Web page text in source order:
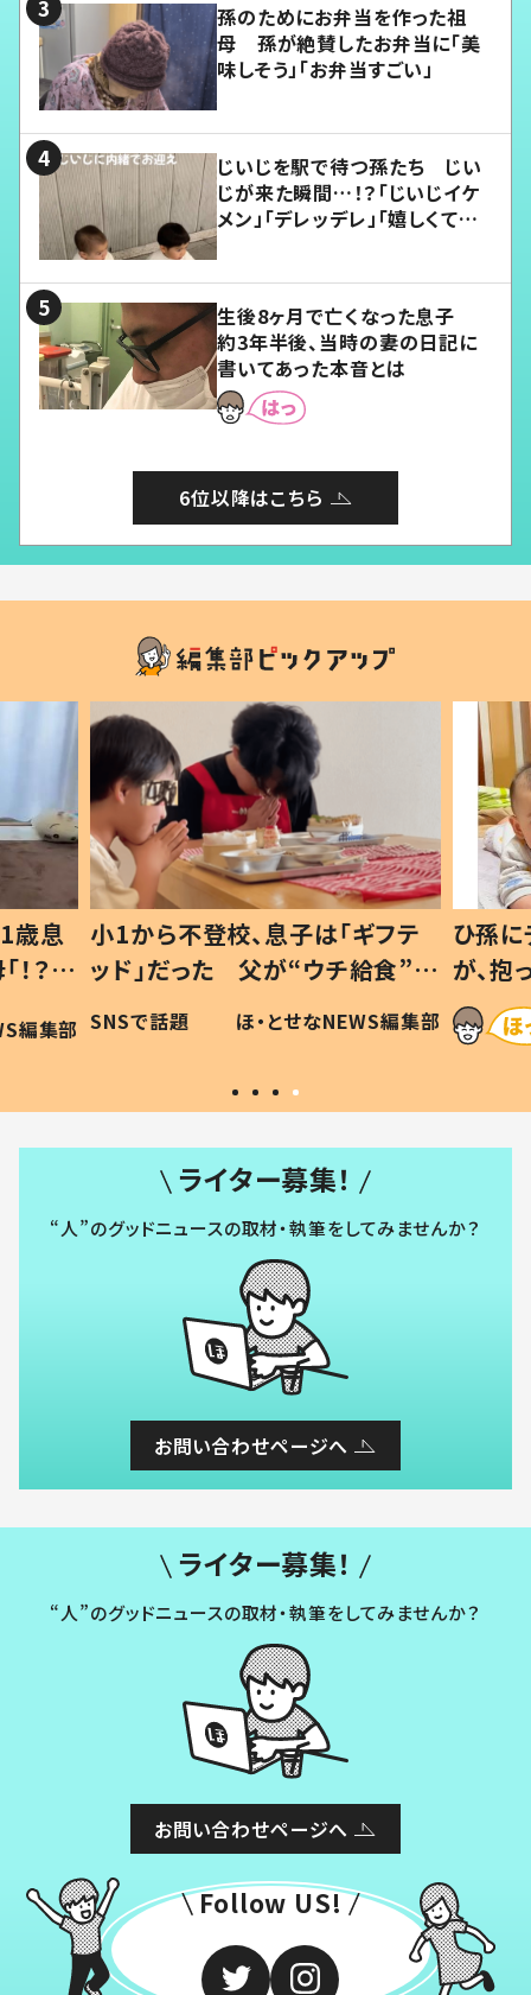
孫のためにお弁当を作った祖
母 孫が絶賛したお弁当に「美
味しそう」「お弁当すごい」
じいじを駅で待つ孫たち じい
じが来た瞬間…！？「じいじイケ
メン」「デレッデレ」「嬉しくて可
生後8ヶ月で亡くなった息子
約3年半後、当時の妻の日記に
書いてあった本音とは
6位以降はこちら
歳息
？」
編集部
小1から不登校、息子は「ギフテ
ッド」だった 父が“ウチ給食”を
作り続ける理由とは #令和の親
#令和の子
SNSで話題 ほ・とせなNEWS編集部
ひ孫
が、
「涙が
い」
ライター募集！
“人”のグッドニュースの取材・執筆をしてみませんか？
お問い合わせページへ
ライター募集！
“人”のグッドニュースの取材・執筆をしてみませんか？
お問い合わせページへ
Follow US!